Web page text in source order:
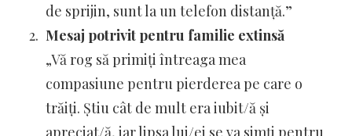
de sprijin, sunt la un telefon distanță.”
Mesaj potrivit pentru familie extinsă
„Vă rog să primiți întreaga mea
compasiune pentru pierderea pe care o
trăiți. Știu cât de mult era iubit/ă și
apreciat/ă, iar lipsa lui/ei se va simți pentru